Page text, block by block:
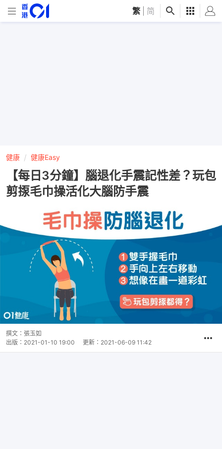
繁 简
健康 健康Easy
【每日3分鐘】腦退化手震記性差？玩包
剪揼毛巾操活化大腦防手震
撰文： 張玉如
出版： 2021-01-10 19:00 更新： 2021-06-09 11:42